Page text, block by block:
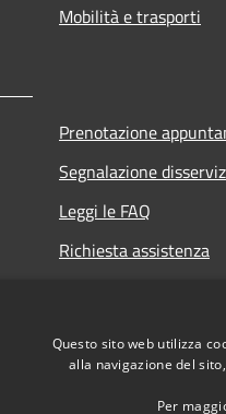
Mobilità e trasporti
Prenotazione
Segnalazione
Leggi le FAQ
Richiesta assistenza
Questo sito web utilizza
alla navigazione del
Per